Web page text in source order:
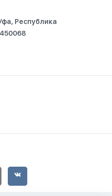
этим
стиль с нами.
Республика